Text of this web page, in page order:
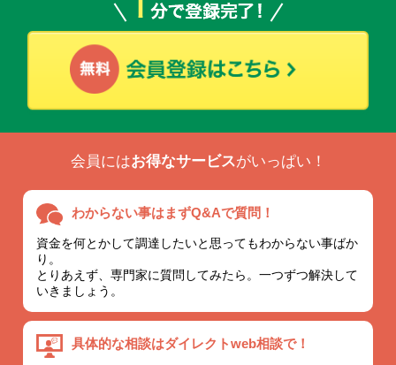
会員にはお得なサービスがいっぱい！
わからない事は まずQ&Aで質問！
資金を何とかして調達したいと思ってもわからない事ばか
り。
とりあえず、専門家に質問してみたら。一つずつ解決して
いきましょう。
具体的な相談はダイレクトweb相談で！